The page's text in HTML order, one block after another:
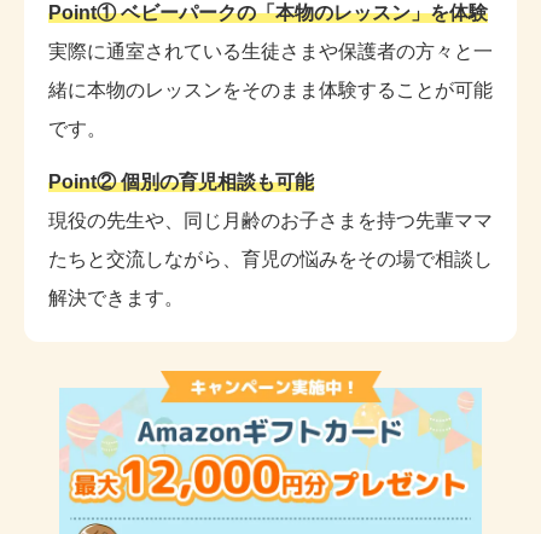
Point① ベビーパークの「本物のレッスン」を体験
実際に通室されている生徒さまや保護者の方々と一
緒に本物のレッスンをそのまま体験することが可能
です。
Point② 個別の育児相談も可能
現役の先生や、同じ月齢のお子さまを持つ先輩ママ
たちと交流しながら、育児の悩みをその場で相談し
解決できます。